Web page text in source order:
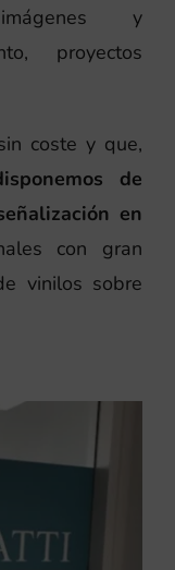
y
proyectos
coste y que,
de
en
con gran
vinilos sobre